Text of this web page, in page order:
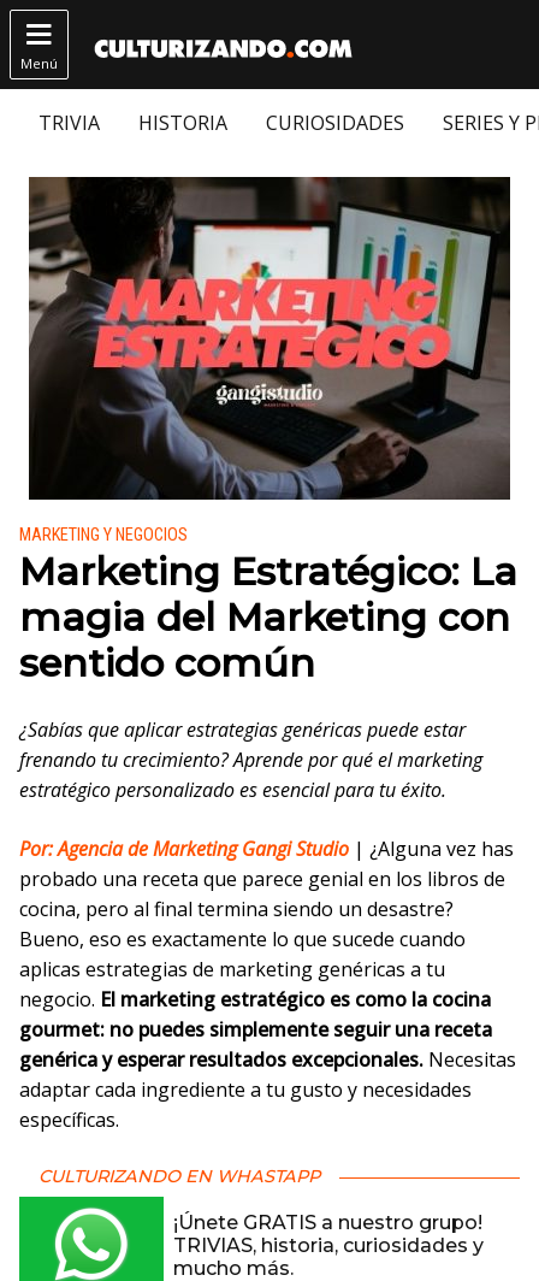

Menú
TRIVIA HISTORIA CURIOSIDADES SERIES Y
Publicado en:
MARKETING Y NEGOCIOS
Marketing Estratégico: La
magia del Marketing con
sentido común
¿Sabías que aplicar estrategias genéricas puede estar
frenando tu crecimiento? Aprende por qué el marketing
estratégico personalizado es esencial para tu éxito.
Por: Agencia de Marketing Gangi Studio | ¿Alguna vez has
probado una receta que parece genial en los libros de
cocina, pero al final termina siendo un desastre?
Bueno, eso es exactamente lo que sucede cuando
aplicas estrategias de marketing genéricas a tu
negocio. El marketing estratégico es como la cocina
gourmet: no puedes simplemente seguir una receta
genérica y esperar resultados excepcionales. Necesitas
adaptar cada ingrediente a tu gusto y necesidades
específicas.
CULTURIZANDO EN WHASTAPP
¡Únete GRATIS a nuestro grupo!
TRIVIAS, historia, curiosidades y
mucho más.